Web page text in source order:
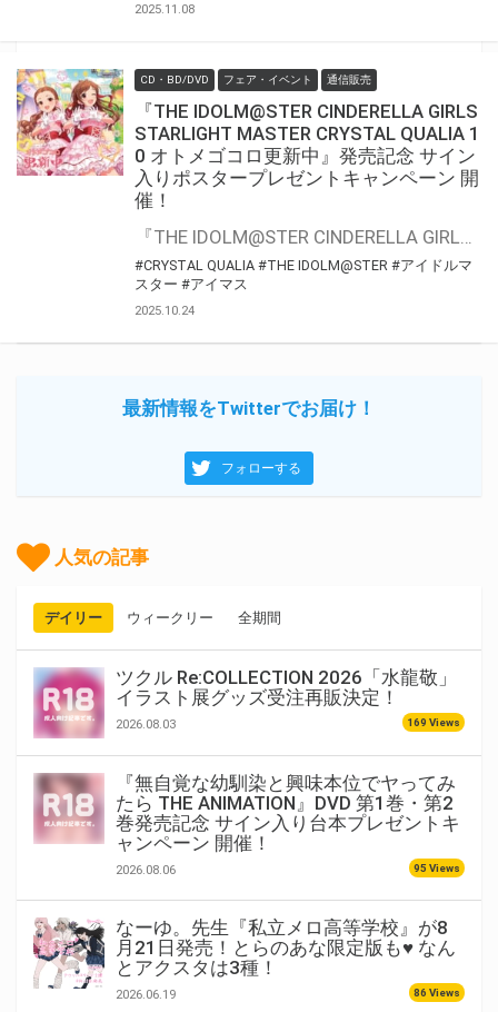
2025.11.08
CD・BD/DVD フェア・イベント 通信販売
『THE IDOLM@STER CINDERELLA GIRLS
STARLIGHT MASTER CRYSTAL QUALIA 1
0 オトメゴコロ更新中』発売記念 サイン
入りポスタープレゼントキャンペーン 開
催！
#CRYSTAL QUALIA #THE IDOLM@STER #アイドルマ
スター #アイマス
2025.10.24
最新情報をTwitterでお届け！
フォローする
人気の記事
デイリー ウィークリー 全期間
ツクル Re:COLLECTION 2026「水龍敬」
イラスト展グッズ受注再販決定！
2026.08.03 169 Views
『無自覚な幼馴染と興味本位でヤってみ
たら THE ANIMATION』DVD 第1巻・第2
巻発売記念 サイン入り台本プレゼントキ
ャンペーン 開催！
2026.08.06 95 Views
なーゆ。先生『私立メロ高等学校』が8
月21日発売！とらのあな限定版も♥ なん
とアクスタは3種！
2026.06.19 86 Views